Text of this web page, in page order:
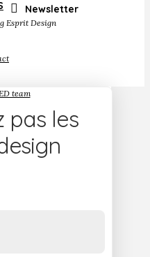
Newsletter
Esprit Design
team
pas les